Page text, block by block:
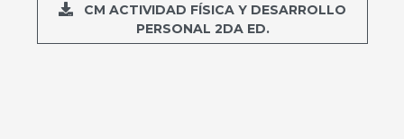
CM ACTIVIDAD FÍSICA Y DESARROLLO
PERSONAL 2DA ED.